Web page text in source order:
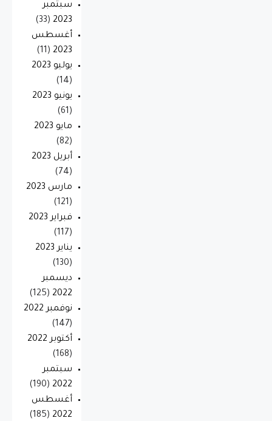
سبتمبر
2023
(33)
أغسطس
2023
(11)
يوليو 2023
(14)
يونيو 2023
(61)
مايو 2023
(82)
أبريل 2023
(74)
مارس 2023
(121)
فبراير 2023
(117)
يناير 2023
(130)
ديسمبر
2022
(125)
نوفمبر 2022
(147)
أكتوبر 2022
(168)
سبتمبر
2022
(190)
أغسطس
2022
(185)